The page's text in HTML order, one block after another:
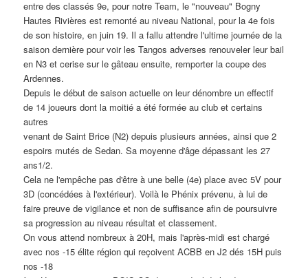
entre des classés 9e, pour notre Team, le "nouveau" Bogny
Hautes Rivières est remonté au niveau National, pour la 4e fois
de son histoire, en juin 19. Il a fallu attendre l'ultime journée de la
saison dernière pour voir les Tangos adverses renouveler leur bail
en N3 et cerise sur le gâteau ensuite, remporter la coupe des
Ardennes.
Depuis le début de saison actuelle on leur dénombre un effectif
de 14 joueurs dont la moitié a été formée au club et certains
autres
venant de Saint Brice (N2) depuis plusieurs années, ainsi que 2
espoirs mutés de Sedan. Sa moyenne d'âge dépassant les 27
ans1/2.
Cela ne l'empêche pas d'être à une belle (4e) place avec 5V pour
3D (concédées à l'extérieur). Voilà le Phénix prévenu, à lui de
faire preuve de vigilance et non de suffisance afin de poursuivre
sa progression au niveau résultat et classement.
On vous attend nombreux à 20H, mais l'après-midi est chargé
avec nos -15 élite région qui reçoivent ACBB en J2 dés 15H puis
nos -18